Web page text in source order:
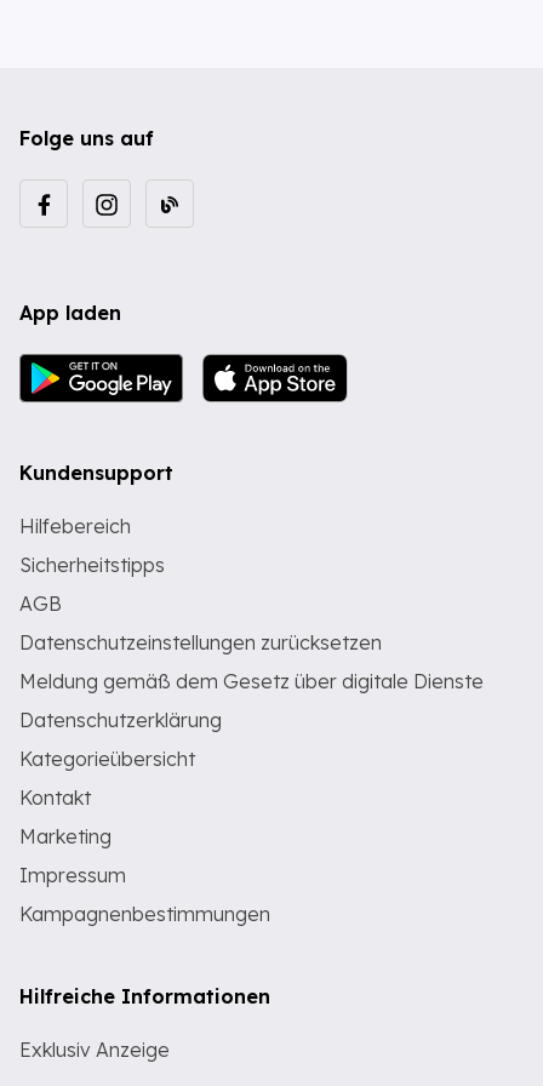
Folge uns auf
App laden
Kundensupport
Hilfebereich
Sicherheitstipps
AGB
Datenschutzeinstellungen zurücksetzen
Meldung gemäß dem Gesetz über digitale Dienste
Datenschutzerklärung
Kategorieübersicht
Kontakt
Marketing
Impressum
Kampagnenbestimmungen
Hilfreiche Informationen
Exklusiv Anzeige